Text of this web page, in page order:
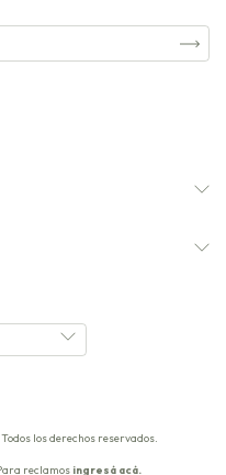
los derechos reservados.
reclamos ingresá acá.